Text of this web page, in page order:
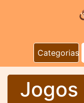
Categorias
Jogos